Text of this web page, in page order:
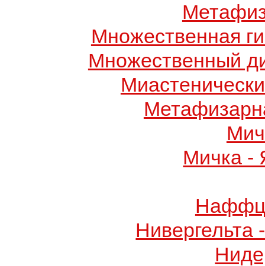
Множественная
Множественный
Мичка -